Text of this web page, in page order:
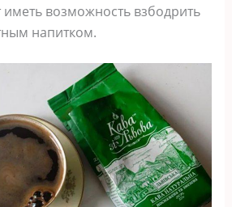
возможность взбодрить
напитком.